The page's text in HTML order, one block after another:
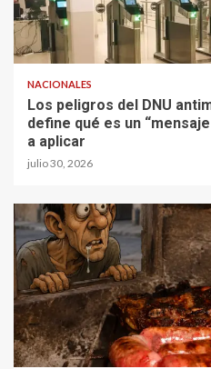
NACIONALES
Los peligros del DNU
define qué es un
a aplicar
julio 30, 2026